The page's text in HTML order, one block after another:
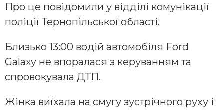
Про це повідомили у відділі комунікації
поліції Тернопільської області.
Близько 13:00 водій автомобіля Ford
Galaxy не впоралася з керуванням та
спровокувала ДТП.
Жінка виїхала на смугу зустрічного руху і